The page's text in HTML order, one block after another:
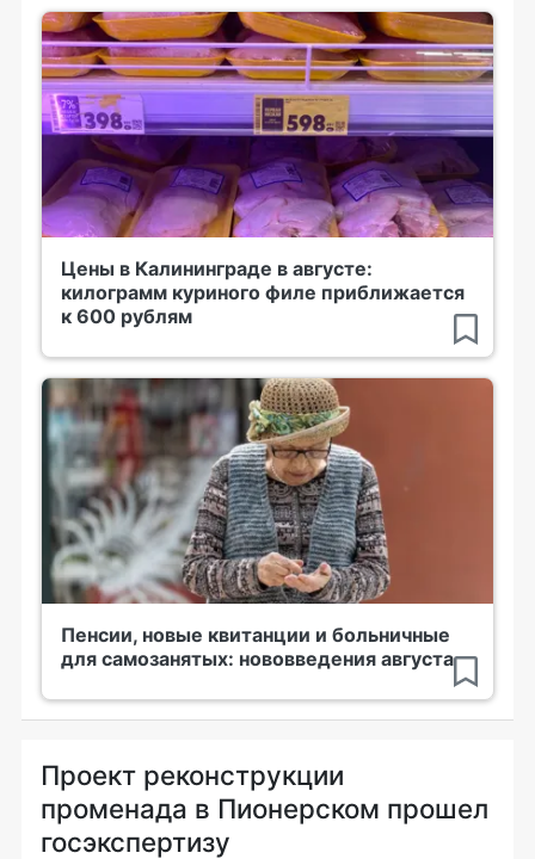
Цены в Калининграде в августе:
килограмм куриного филе приближается
к 600 рублям
Пенсии, новые квитанции и больничные
для самозанятых: нововведения августа
Проект реконструкции
променада в Пионерском прошел
госэкспертизу